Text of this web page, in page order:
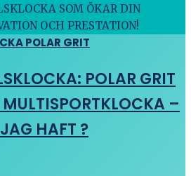
SOM ÖKAR DIN
OCH PRESTATION!
POLAR GRIT
–
HAFT ?